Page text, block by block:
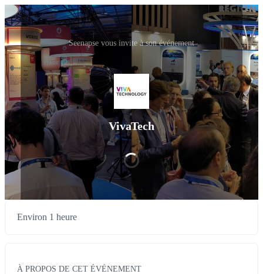
Seenapse vous invite à son événement
VivaTech
Environ 1 heure
À PROPOS DE CET ÉVÉNEMENT